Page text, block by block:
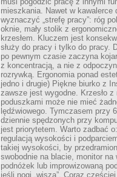
mieszkania. Nawet w kawalerce
wyznaczyć „strefę pracy”: róg
oknie, mały stolik z
krzesłem. Kluczem jest
służy do pracy i tylko do pracy.
po pewnym czasie zaczyna
z koncentracją, a nie z
rozrywką. Ergonomia ponad
jedno i drugie) Piękne biurko z
zawsze jest wygodne. Krzesło z
poduszkami może nie mieć
lędźwiowego. Tymczasem przy
dziennie spędzonych przy
jest priorytetem. Warto zadbać
regulacją wysokości i
takiej wysokości, by
swobodnie na blacie, monitor
podnóżek lub improwizowaną
jeśli nogi „wiszą”. Coraz